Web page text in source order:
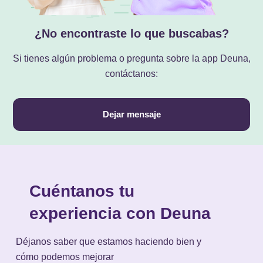
¿No encontraste lo que buscabas?
Si tienes algún problema o pregunta sobre la app Deuna,
contáctanos:
Dejar mensaje
Cuéntanos tu
experiencia con Deuna
Déjanos saber que estamos haciendo bien y
cómo podemos mejorar